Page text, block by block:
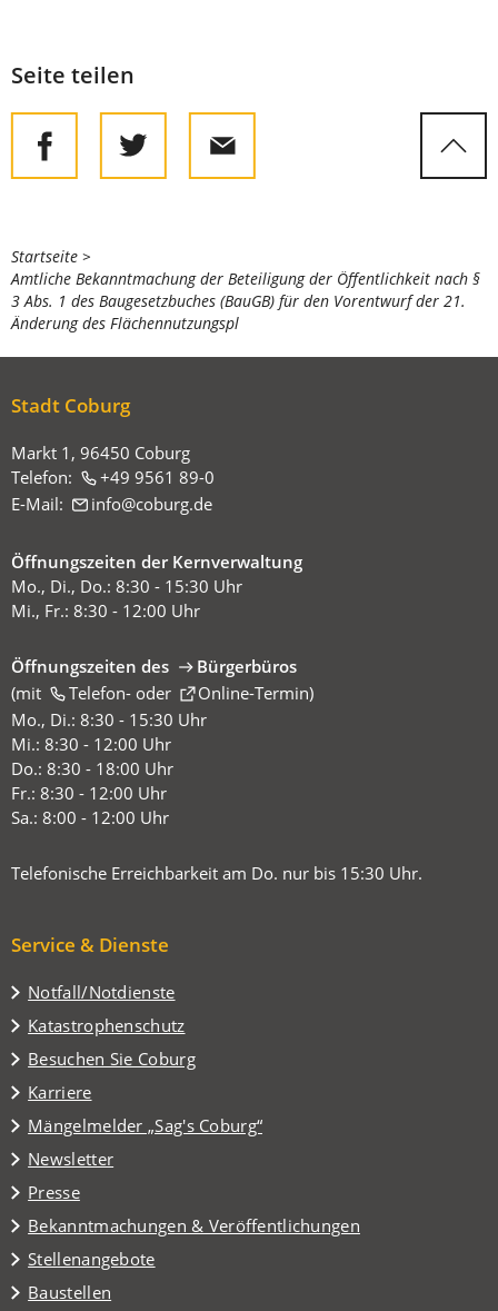
Seite teilen
Sie
befinden
sich
hier:
Startseite
Amtliche Bekanntmachung der Beteiligung der Öffentlichkeit nach §
3 Abs. 1 des Baugesetzbuches (BauGB) für den Vorentwurf der 21.
Änderung des Flächennutzungspl
Stadt Coburg
Markt 1, 96450 Coburg
Telefon:
+49 9561 89-0
E-Mail:
info coburg de
Öffnungszeiten der Kernverwaltung
Mo., Di., Do.: 8:30 - 15:30 Uhr
Mi., Fr.: 8:30 - 12:00 Uhr
Öffnungszeiten des
Bürgerbüros
(mit
Telefon-oder Online-Termin
(Öffnet
in
einem
neuen
Tab)
)
Mo., Di.: 8:30 - 15:30 Uhr
Mi.: 8:30 - 12:00 Uhr
Do.: 8:30 - 18:00 Uhr
Fr.: 8:30 - 12:00 Uhr
Sa.: 8:00 - 12:00 Uhr
Telefonische Erreichbarkeit am Do. nur bis 15:30 Uhr.
Service & Dienste
Notfall/Notdienste
Katastrophenschutz
Besuchen Sie Coburg
(Öffnet
in
einem
neuen
Tab)
Karriere
Mängelmelder „Sag's Coburg“
(Öffnet
in
einem
neuen
Tab)
Newsletter
Presse
Bekanntmachungen & Veröffentlichungen
Stellenangebote
Baustellen